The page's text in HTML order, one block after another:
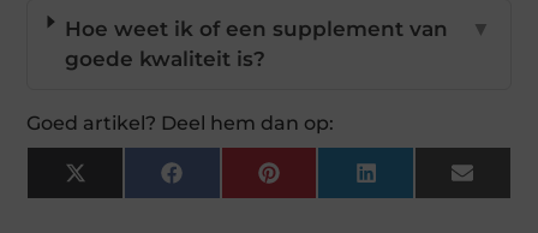
Hoe weet ik of een supplement van
goede kwaliteit is?
▼
Goed artikel? Deel hem dan op:
X
(Twitter)
FacebookPinterestLinkedInEmail